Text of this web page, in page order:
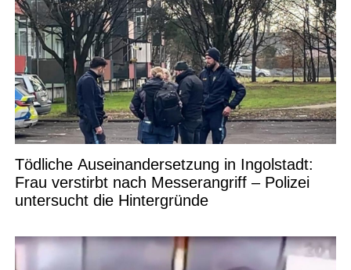
Tödliche Auseinandersetzung in Ingolstadt:
Frau verstirbt nach Messerangriff – Polizei
untersucht die Hintergründe